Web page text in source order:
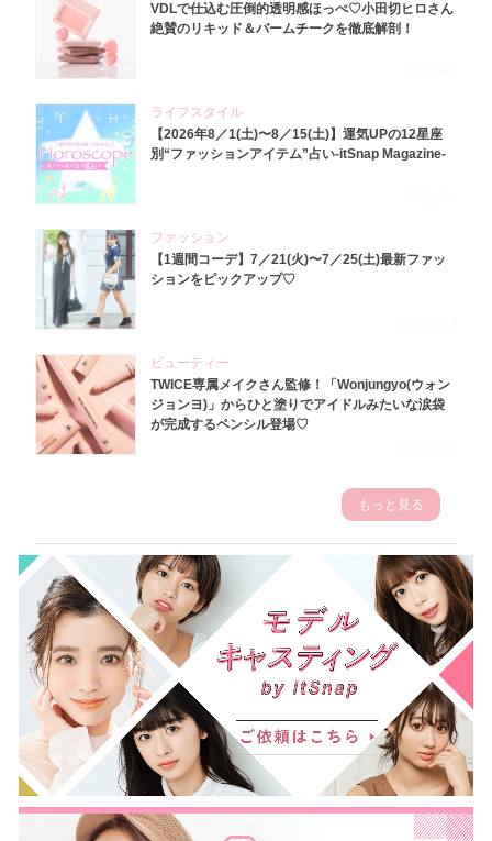
VDLで仕込む圧倒的透明感ほっぺ♡小田切ヒロさん
絶賛のリキッド＆バームチークを徹底解剖！
ライフスタイル
【2026年8／1(土)〜8／15(土)】運気UPの12星座
別“ファッションアイテム”占い-itSnap Magazine-
ファッション
【1週間コーデ】7／21(火)〜7／25(土)最新ファッ
ションをピックアップ♡
ビューティー
TWICE専属メイクさん監修！「Wonjungyo(ウォン
ジョンヨ)」からひと塗りでアイドルみたいな涙袋
が完成するペンシル登場♡
もっと見る